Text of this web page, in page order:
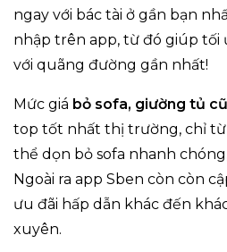
ngay với bác tài ở gần bạn
nhập trên app, từ đó giúp tối
với quãng đường gần nhất!
Mức giá bỏ sofa, giường tủ cũ
top tốt nhất thị trường, chỉ từ
thể dọn bỏ sofa nhanh
Ngoài ra app Sben còn còn
ưu đãi hấp dẫn khác đến
xuyên.